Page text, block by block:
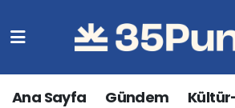
Ana Sayfa Gündem